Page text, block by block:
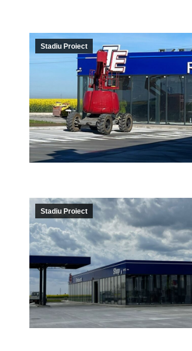
Stadiu Proiect
Stadiu Proiect